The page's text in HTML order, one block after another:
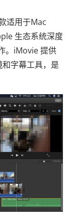
适用于Mac
生态系统深度
。iMovie 提供
字幕工具，是